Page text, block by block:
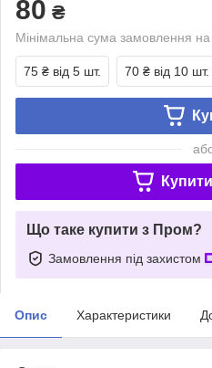
80 ₴
Мінімальна сума замовлення
75 ₴ від 5 шт. 70 ₴ від 10 шт.
Що таке купити з Пром?
Замовлення під захистом
Опис Характеристики